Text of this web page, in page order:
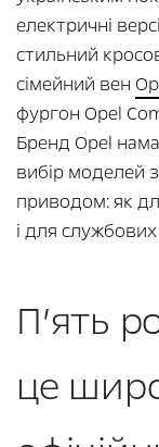
електричні
стильний
сімейний вен
фургон Opel
Бренд Opel
вибір моделей
приводом: як
і для
П’ять
це